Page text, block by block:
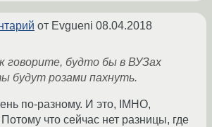
от Evgueni 08.04.2018
говорите, будто бы в ВУЗах
будут розами пахнуть.
по-разному. И это, IMHO,
что сейчас нет разницы, где